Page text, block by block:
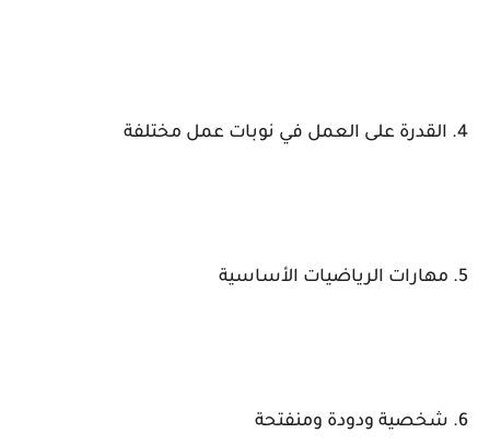
4. القدرة على العمل في نوبات عمل مختلفة
5. مهارات الرياضيات الأساسية
6. شخصية ودودة ومنفتحة